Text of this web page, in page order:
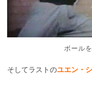
ボール
そしてラストのユエン・